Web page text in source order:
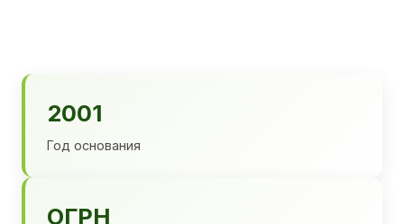
2001
Год основания
ОГРН